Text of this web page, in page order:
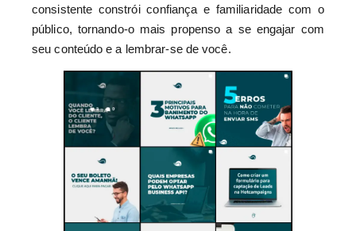
consistente constrói confiança e familiaridade com o
público, tornando-o mais propenso a se engajar com
seu conteúdo e a lembrar-se de você.